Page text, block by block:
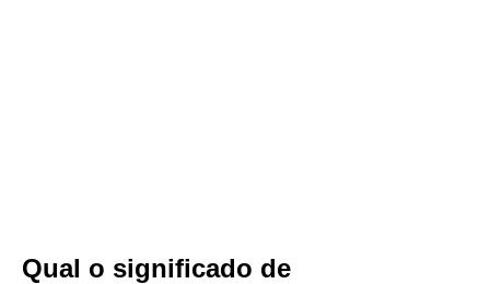
Qual o significado de